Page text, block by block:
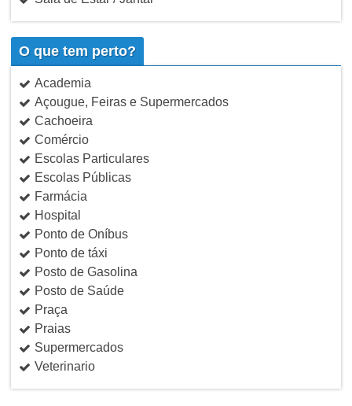
O que tem perto?
Academia
Açougue, Feiras e Supermercados
Cachoeira
Comércio
Escolas Particulares
Escolas Públicas
Farmácia
Hospital
Ponto de Oníbus
Ponto de táxi
Posto de Gasolina
Posto de Saúde
Praça
Praias
Supermercados
Veterinario